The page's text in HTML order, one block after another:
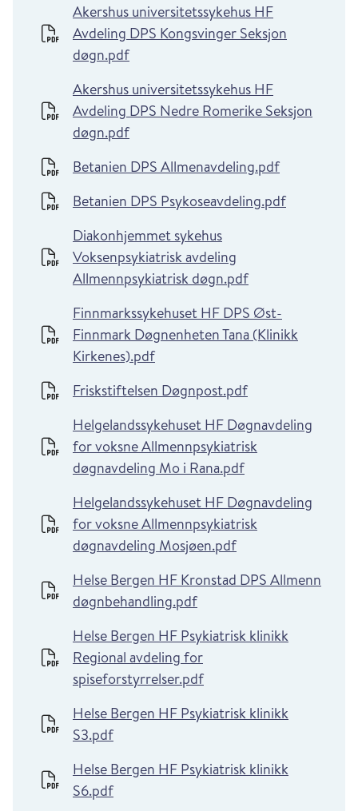
Akershus universitetssykehus HF
Avdeling DPS Kongsvinger Seksjon
døgn.pdf
Akershus universitetssykehus HF
Avdeling DPS Nedre Romerike Seksjon
døgn.pdf
Betanien DPS Allmenavdeling.pdf
Betanien DPS Psykoseavdeling.pdf
Diakonhjemmet sykehus
Voksenpsykiatrisk avdeling
Allmennpsykiatrisk døgn.pdf
Finnmarkssykehuset HF DPS Øst-
Finnmark Døgnenheten Tana (Klinikk
Kirkenes).pdf
Friskstiftelsen Døgnpost.pdf
Helgelandssykehuset HF Døgnavdeling
for voksne Allmennpsykiatrisk
døgnavdeling Mo i Rana.pdf
Helgelandssykehuset HF Døgnavdeling
for voksne Allmennpsykiatrisk
døgnavdeling Mosjøen.pdf
Helse Bergen HF Kronstad DPS Allmenn
døgnbehandling.pdf
Helse Bergen HF Psykiatrisk klinikk
Regional avdeling for
spiseforstyrrelser.pdf
Helse Bergen HF Psykiatrisk klinikk
S3.pdf
Helse Bergen HF Psykiatrisk klinikk
S6.pdf